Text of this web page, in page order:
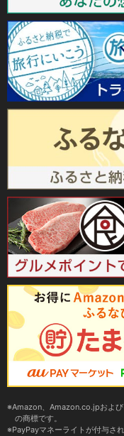
Amazon、Amazon.co.jpおよ
の商標です。
PayPayマネーライトが付与さ